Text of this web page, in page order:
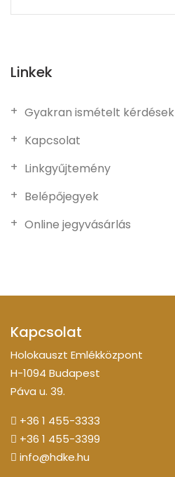
Linkek
Gyakran ismételt kérdések
Kapcsolat
Linkgyűjtemény
Belépőjegyek
Online jegyvásárlás
Kapcsolat
Holokauszt Emlékközpont
H-1094 Budapest
Páva u. 39.
+36 1 455-3333
+36 1 455-3399
info@hdke.hu